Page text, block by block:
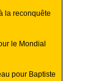
la reconquête
le Mondial
pour Baptiste